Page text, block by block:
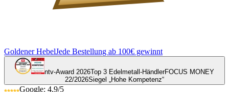
Goldener HebelJede Bestellung ab 100€ gewinnt
ntv-Award 2026Top 3 Edelmetall-HändlerFOCUS MONEY
22/2026Siegel „Hohe Kompetenz“
Google: 4,9/5